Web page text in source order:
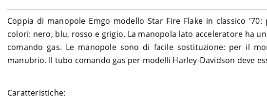
Coppia di manopole Emgo modello Star Fire Flake in classico
colori: nero, blu, rosso e grigio. La manopola lato acceleratore ha
comando gas. Le manopole sono di facile sostituzione: per il
manubrio. Il tubo comando gas per modelli Harley-Davidson deve
Caratteristiche: